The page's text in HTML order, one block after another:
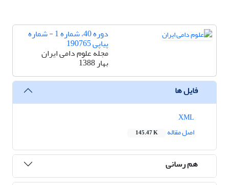
دوره 40، شماره 1 - شماره
پیاپی 190765
مجله علوم دامی ایران
بهار 1388
فایل ها
اصل مقاله
145.47 K
هم رسانی